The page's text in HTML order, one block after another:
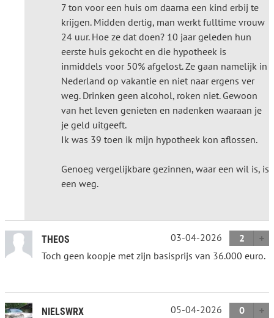
7 ton voor een huis om daarna een kind erbij te
krijgen. Midden dertig, man werkt fulltime vrouw
24 uur. Hoe ze dat doen? 10 jaar geleden hun
eerste huis gekocht en die hypotheek is
inmiddels voor 50% afgelost. Ze gaan namelijk in
Nederland op vakantie en niet naar ergens ver
weg. Drinken geen alcohol, roken niet. Gewoon
van het leven genieten en nadenken waaraan je
je geld uitgeeft.
Ik was 39 toen ik mijn hypotheek kon aflossen.
Genoeg vergelijkbare gezinnen, waar een wil is, is
een weg.
THEOS 03-04-2026
2
Toch geen koopje met zijn basisprijs van 36.000 euro.
NIELSWRX 05-04-2026
0